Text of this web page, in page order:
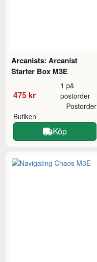
Arcanists: Arcanist
Starter Box M3E
475 kr
1 på
postorder
Butiken
Postorder
Köp